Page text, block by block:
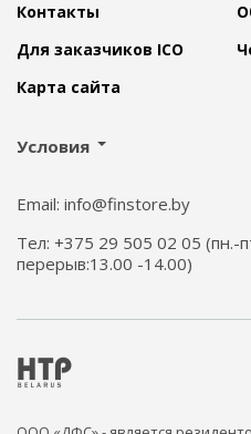
Контакты
Для заказчиков ICO
Карта сайта
Условия
Email: info@finstore.by
Тел: +375 29 505 02 05 (пн.-
перерыв:13.00 -14.00)